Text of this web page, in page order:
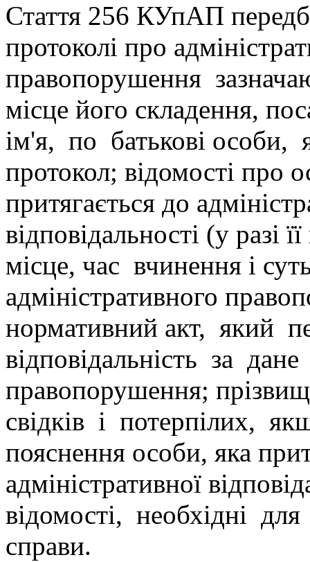
Стаття 256 КУпАП
протоколі про
правопорушення
місце його складення,
ім'я, по батькові особи,
протокол; відомості про
притягається до
відповідальності (у разі
місце, час вчинення і
адміністративного
нормативний акт, який
відповідальність за дане
правопорушення;
свідків і потерпілих,
пояснення особи, яка
адміністративної
відомості, необхідні
справи.